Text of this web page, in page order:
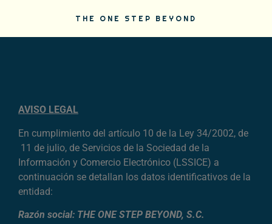
THE ONE STEP BEYOND
AVISO LEGAL
En cumplimiento del artículo 10 de la Ley 34/2002, de
11 de julio, de Servicios de la Sociedad de la
Información y Comercio Electrónico (LSSICE) a
continuación se detallan los datos identificativos de la
entidad:
Razón social: THE ONE STEP BEYOND, S.C.